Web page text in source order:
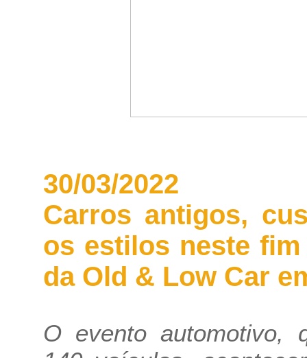
30/03/2022
Carros antigos,
os estilos neste fim
da Old & Low Car
O evento automotivo,